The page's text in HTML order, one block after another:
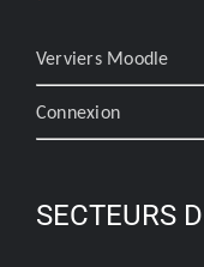
Verviers Moodle
Connexion
SECTEURS